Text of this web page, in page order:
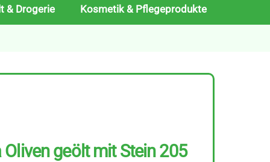
& Drogerie Kosmetik & Pflegeprodukte
geölt mit Stein 205